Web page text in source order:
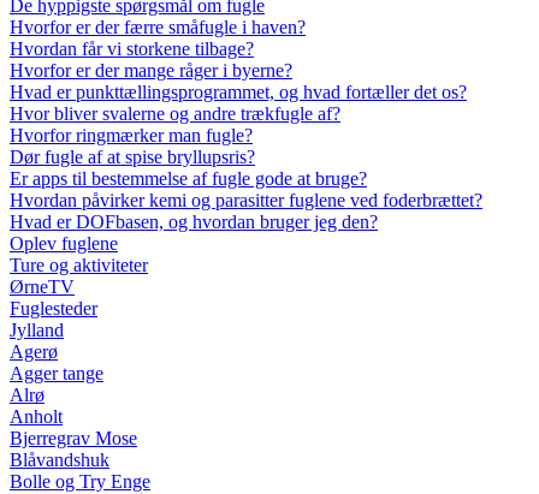
De hyppigste spørgsmål om fugle
Hvorfor er der færre småfugle i haven?
Hvordan får vi storkene tilbage?
Hvorfor er der mange råger i byerne?
Hvad er punkttællingsprogrammet, og hvad fortæller det os?
Hvor bliver svalerne og andre trækfugle af?
Hvorfor ringmærker man fugle?
Dør fugle af at spise bryllupsris?
Er apps til bestemmelse af fugle gode at bruge?
Hvordan påvirker kemi og parasitter fuglene ved foderbrættet?
Hvad er DOFbasen, og hvordan bruger jeg den?
Oplev fuglene
Ture og aktiviteter
ØrneTV
Fuglesteder
Jylland
Agerø
Agger tange
Alrø
Anholt
Bjerregrav Mose
Blåvandshuk
Bolle og Try Enge